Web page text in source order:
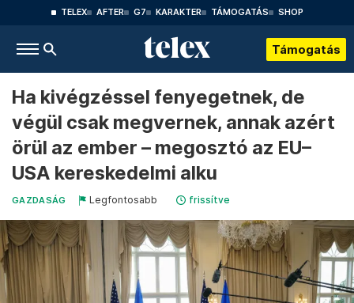
TELEX AFTER G7 KARAKTER TÁMOGATÁS SHOP
Támogatás
Ha kivégzéssel fenyegetnek, de
végül csak megvernek, annak azért
örül az ember – megosztó az EU–
USA kereskedelmi alku
GAZDASÁG Legfontosabb frissítve